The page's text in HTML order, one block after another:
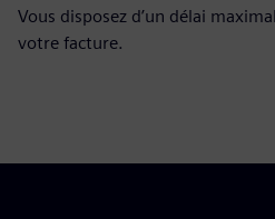
Vous disposez d’un délai
votre facture.